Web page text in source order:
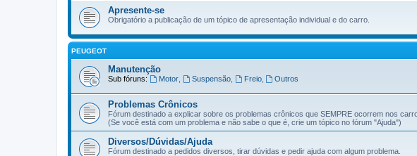
Apresente-se
Obrigatório a publicação de um tópico de apresentação individual e do carro.
PEUGEOT
Manutenção
Sub fóruns: Motor, Suspensão, Freio, Outros
Problemas Crônicos
Fórum destinado a explicar sobre os problemas crônicos que SEMPRE ocorrem nos
(Se você está com um problema e não sabe o que é, crie um tópico no fórum "Ajuda")
Diversos/Dúvidas/Ajuda
Fórum destinado a pedidos diversos, tirar dúvidas e pedir ajuda com algum problema.